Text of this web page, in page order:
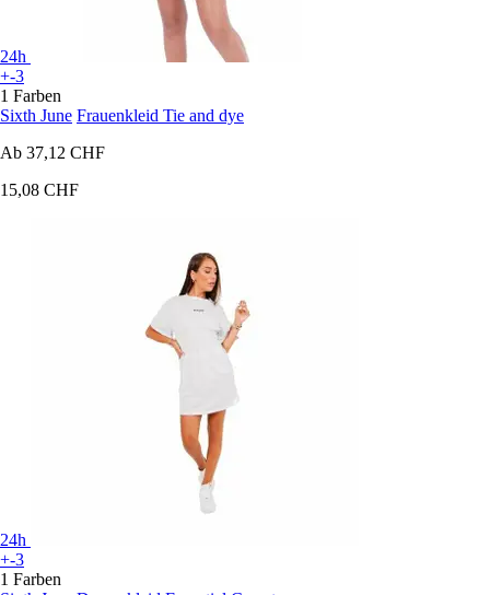
24h
+-3
1 Farben
Sixth June Frauenkleid Tie and dye
Ab 37,12 CHF
15,08 CHF
24h
+-3
1 Farben